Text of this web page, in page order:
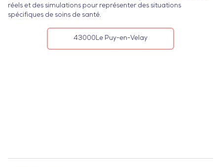
réels et des simulations pour représenter des situations
spécifiques de soins de santé.
43000 Le Puy-en-Velay